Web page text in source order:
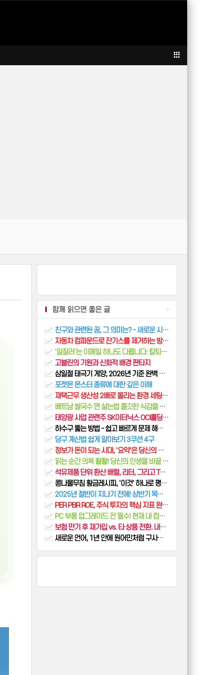
+
함께 읽으면 좋은 글
친구와 관련된 꿈, 그 의미는? - 새로운 시작의 의미
자동차 컴파운드로 잔기스를 제거하는 방법 - 최신 컴파운드 메뉴얼 사용방법
'일잘러'는 이메일 하나도 다릅니다: 칼퇴를 부르는 이메일 작성법 A to Z
고블린의 기원과 신화적 배경 판타지
삼일절 태극기 게양, 2026년 기준 완벽 가이드: 의미부터 설치 팁까지
포켓몬 몬스터 종류에 대한 깊은 이해
재택근무 생산성 2배로 올리는 환경 세팅의 모든 것 (공간-디지털-멘탈)
베트남 쌀국수 면 삶는법 쫄깃한 식감을 살리는 전문가의 비결
태양광 사업 관련주 SK이터닉스 OCI홀딩스 제앤비에스에코
하수구 뚫는 방법 - 쉽고 빠르게 문제 해결하기
당구 계산법 쉽게 알아보기 3쿠션 4구
정보가 돈이 되는 시대, '요약'은 당신의 가장 강력한 무기입니다
읽는 순간 의욕 활활! 당신의 인생을 바꿀 동기부여 명언 모음
석유제품 단위 환산 배럴, 리터, 그리고 TOE 완벽 정리
콩나물무침 황금레시피, '이것' 하나로 평생 아삭하게 만드는 법 (비린내 잡는 꿀팁)
2025년 절반이 지나기 전에! 상반기 목표 점검 & 하반기 계획 알차게 세우는 법
PER PBR ROE, 주식 투자의 핵심 지표 완벽 분석!
PC 부품 업그레이드 전 필수! 현재 내 컴퓨터 사양 정확하게 확인하는 법
보험 만기 후 재가입 vs. 타 상품 전환. 내게 맞는 최선의 선택은?
새로운 언어, 1년 안에 원어민처럼 구사하는 비결